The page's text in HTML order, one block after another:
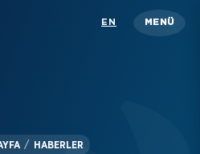
EN MENÜ
/ HABERLER